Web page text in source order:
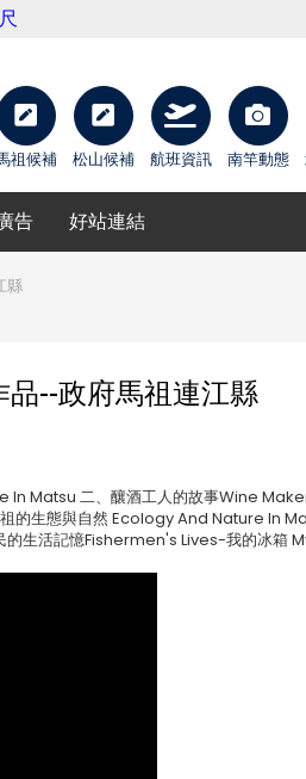
祖候補 松山候補 航班資訊 南竿動態
告 好站連結
縣
--政府馬祖連江縣
In Matsu 二、釀酒工人的故事Wine
的生態與自然 Ecology And Nature In
生活記憶Fishermen's Lives-我的冰箱